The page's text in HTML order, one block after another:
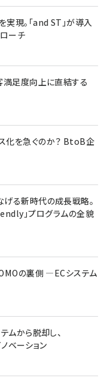
現。「and ST」が導入
ーチ
満足度向上に直結する
化を急ぐのか？ BtoB企
げる新時代の成長戦略。
」プログラムの全貌
の裏側 ―ECシステム
ムから脱却し、
ベーション